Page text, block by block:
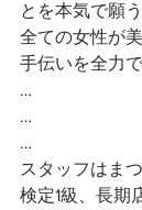
とを本気で願
全ての女性が
手伝いを全力
…
…
…
スタッフはま
検定1級、長期